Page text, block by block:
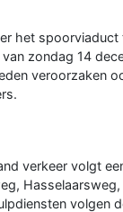
het
zondag 14
veroorzaken
verkeer volgt
volgen